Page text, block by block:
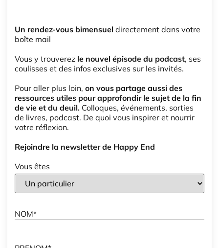
Un rendez-vous bimensuel directement dans votre
boîte mail
Vous y trouverez le nouvel épisode du podcast, ses
coulisses et des infos exclusives sur les invités.
Pour aller plus loin, on vous partage aussi des
ressources utiles pour approfondir le sujet de la fin
de vie et du deuil. Colloques, événements, sorties
de livres, podcast. De quoi vous inspirer et nourrir
votre réflexion.
Rejoindre la newsletter de Happy End
Vous êtes